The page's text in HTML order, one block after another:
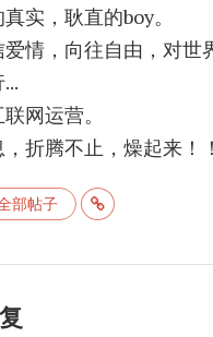
实，耿直的boy。
爱情，向往自由，对
网运营。
，折腾不止，燥起来！
部帖子